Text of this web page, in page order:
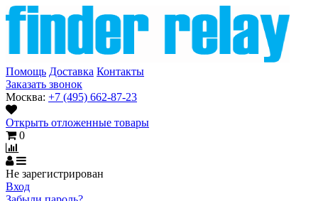
Помощь Доставка Контакты
Заказать звонок
Москва: +7 (495) 662-87-23
Открыть отложенные товары
0
Не зарегистрирован
Вход